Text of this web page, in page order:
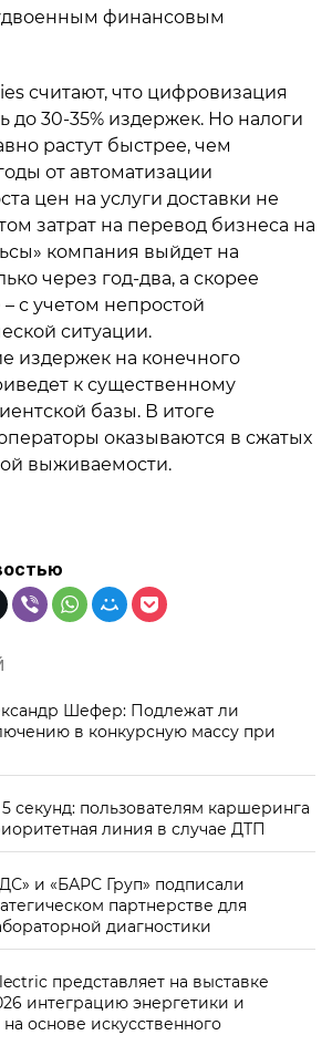
финансовым
считают, что цифровизация
до 30-35% издержек. Но налоги
растут быстрее, чем
от автоматизации
цен на услуги доставки не
затрат на перевод бизнеса на
компания выйдет на
через год-два, а скорее
с учетом непростой
ситуации.
издержек на конечного
к существенному
базы. В итоге
оказываются в сжатых
выживаемости.
Шефер: Подлежат ли
в конкурсную массу при
секунд: пользователям каршеринга
линия в случае ДТП
и «БАРС Груп» подписали
партнерстве для
диагностики
представляет на выставке
интеграцию энергетики и
основе искусственного